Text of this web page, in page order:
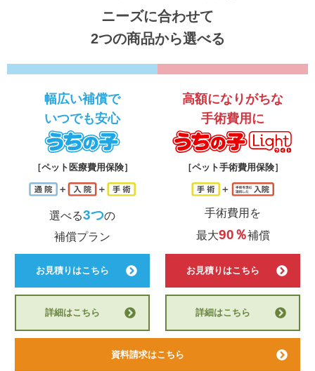
ニーズに合わせて
2つの商品から選べる
幅広い補償で
いつでも安心
うちの子
［ペット医療費用保険］
選べる3つの
補償プラン
お見積りはこちら
高額になりがちな
手術費用に
［ペット手術費用保険］
手術費用を
最大90％補償
お見積りはこちら
詳細はこちら 詳細はこちら
資料請求はこちら